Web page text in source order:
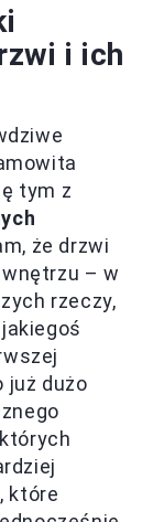
i ich
tym z
że drzwi
– w
rzeczy,
już dużo
które